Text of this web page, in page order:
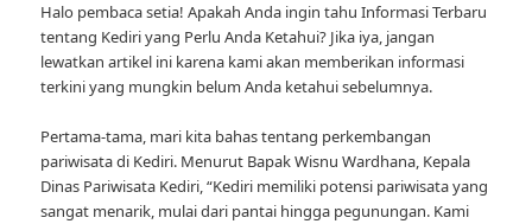
Halo pembaca setia! Apakah Anda ingin tahu Informasi Terbaru
tentang Kediri yang Perlu Anda Ketahui? Jika iya, jangan
lewatkan artikel ini karena kami akan memberikan informasi
terkini yang mungkin belum Anda ketahui sebelumnya.
Pertama-tama, mari kita bahas tentang perkembangan
pariwisata di Kediri. Menurut Bapak Wisnu Wardhana, Kepala
Dinas Pariwisata Kediri, “Kediri memiliki potensi pariwisata yang
sangat menarik, mulai dari pantai hingga pegunungan. Kami